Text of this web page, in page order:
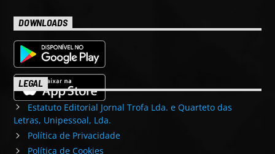
DOWNLOADS
LEGAL
Estatuto Editorial Jornal Trofa Lda. e Quarteto das
Letras, Unipessoal, Lda.
Política de Privacidade
Política de Cookies